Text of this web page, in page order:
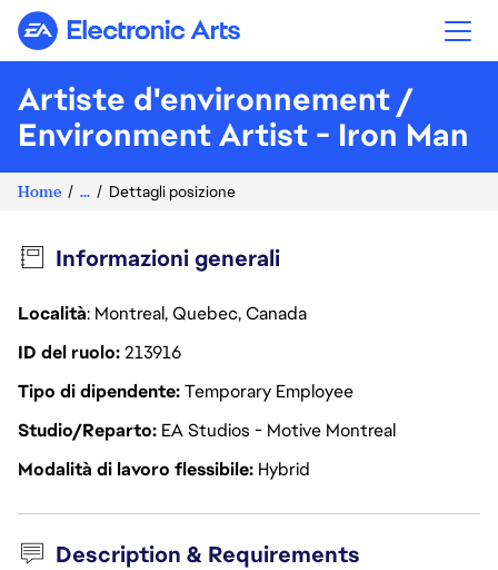
Electronic Arts
Artiste d'environnement /
Environment Artist - Iron Man
Home ... Dettagli posizione
Informazioni generali
Località: Montreal, Quebec, Canada
ID del ruolo213916
Tipo di dipendenteTemporary Employee
Studio/Reparto EA Studios - Motive Montreal
Modalità di lavoro flessibile Hybrid
Description & Requirements